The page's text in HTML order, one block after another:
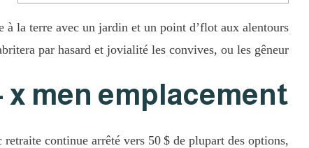
à la terre avec un jardin et un point d’flot aux alentours
par hasard et jovialité les convives, ou les gêneur.
men emplacement
continue arrêté vers 50 $ de plupart des options,